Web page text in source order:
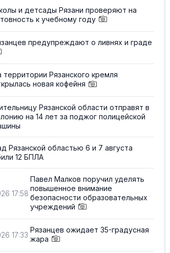
и детсады Рязани проверяют на
к учебному году
предупреждают о ливнях и граде
территории Рязанского кремля
новая кофейня
Рязанской области отправят в
на 14 лет за поджог полицейской
Рязанской областью 6 и 7 августа
12 БПЛА
17:58
Павел Малков поручил уделять
повышенное внимание
безопасности образовательных
учреждений
17:33
Рязанцев ожидает 35-градусная
жара